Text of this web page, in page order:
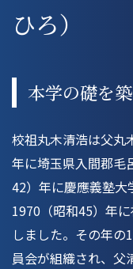
ひろ）
本学の礎を
校祖丸木清浩は父丸
年に埼玉県入間郡毛
42）年に慶應義塾大
1970（昭和45）年
しました。その年
員会が組織され、父